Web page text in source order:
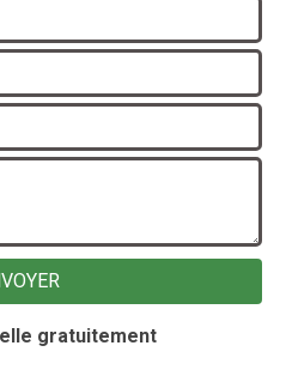
gratuitement